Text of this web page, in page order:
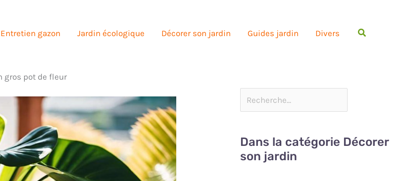
Entretien gazon Jardin écologique Décorer son jardin Guides jardin Divers
gros pot de fleur
Dans la catégorie Décorer
son jardin